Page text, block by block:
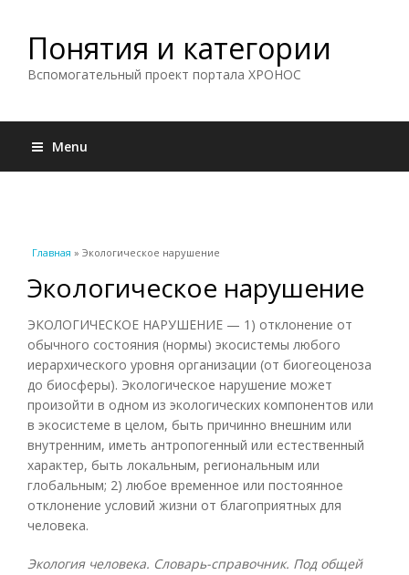
Понятия и категории
Вспомогательный проект портала ХРОНОС
Menu
Вы здесь
Главная » Экологическое нарушение
Экологическое нарушение
ЭКОЛОГИЧЕСКОЕ НАРУШЕНИЕ — 1) отклонение от
обычного состояния (нормы) экосистемы любого
иерархического уровня организации (от биогеоценоза
до биосферы). Экологическое нарушение может
произойти в одном из экологических компонентов или
в экосистеме в целом, быть причинно внешним или
внутренним, иметь антропогенный или естественный
характер, быть локальным, региональным или
глобальным; 2) любое временное или постоянное
отклонение условий жизни от благоприятных для
человека.
Экология человека. Словарь-справочник. Под общей